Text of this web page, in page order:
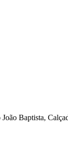
Baptista,